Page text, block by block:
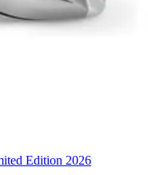
Edition 2026